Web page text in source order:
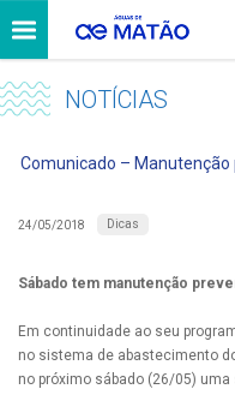
NOTÍCIAS
Comunicado –
24/05/2018 Dicas
Sábado tem manutenção
Em continuidade ao seu
no sistema de abastecimento
no próximo sábado (26/05)